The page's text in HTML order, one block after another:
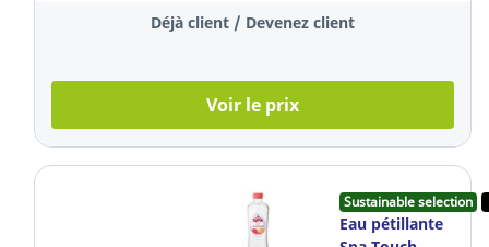
Déjà client / Devenez client
Voir le prix
Sustainable selection
Eau pétillante